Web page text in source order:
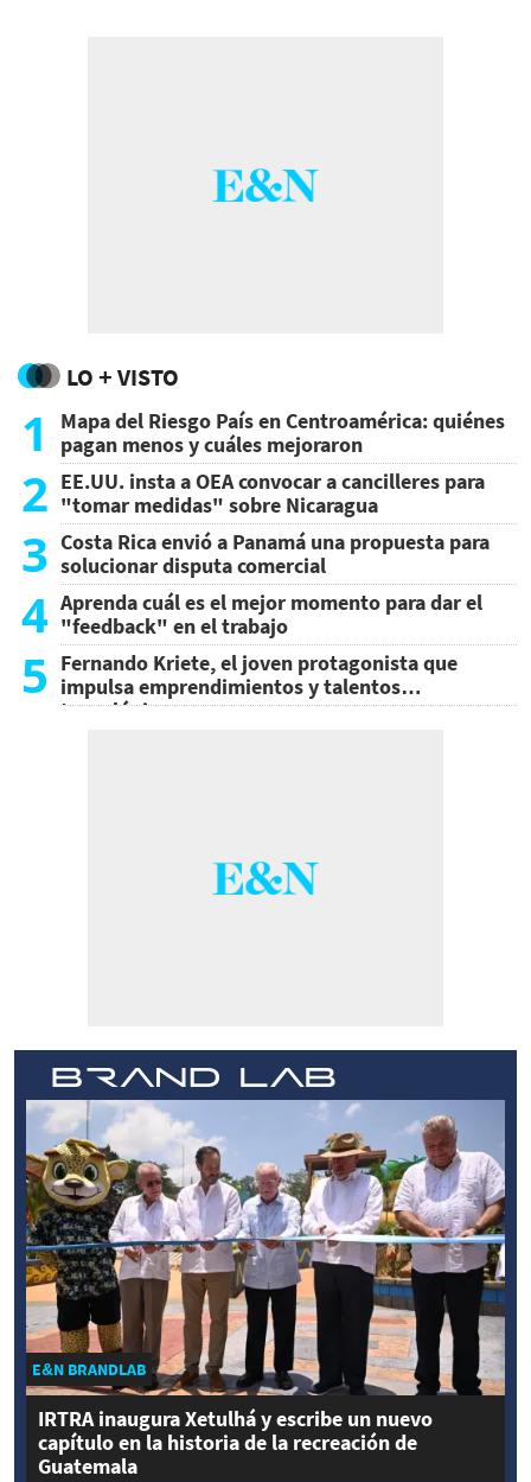
LO + VISTO
1
Mapa del Riesgo País en Centroamérica: quiénes
pagan menos y cuáles mejoraron
2 EE.UU. insta a OEA convocar a cancilleres para
"tomar medidas" sobre Nicaragua
3 Costa Rica envió a Panamá una propuesta para
solucionar disputa comercial
4 Aprenda cuál es el mejor momento para dar el
"feedback" en el trabajo
5 Fernando Kriete, el joven protagonista que
impulsa emprendimientos y talentos
tecnológicos
E&N BRANDLAB
IRTRA inaugura Xetulhá y escribe un nuevo
capítulo en la historia de la recreación de
Guatemala